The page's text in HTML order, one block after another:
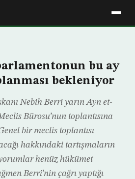
bu ay
bekleniyor
Nebih Berri yarın Ayn et-
Bürosu’nun toplantısına
bir meclis toplantısı
hakkındaki tartışmaların
henüz hükümet
Berri’nin çağrı yaptığı